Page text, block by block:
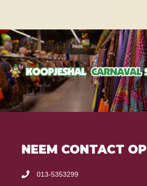
NEEM CONTACT OP
013-5353299